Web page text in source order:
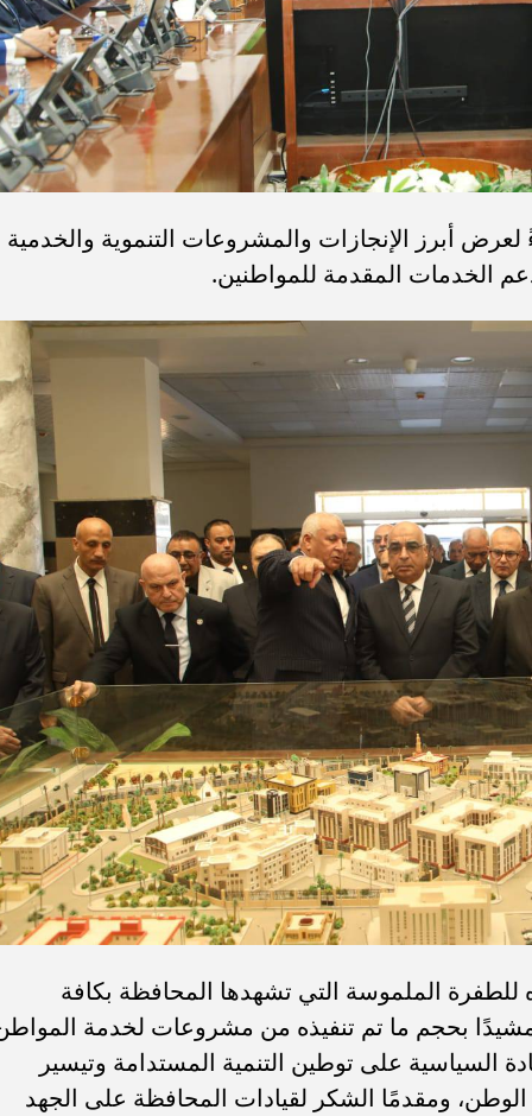
أبرز الإنجازات والمشروعات التنموية والخدمية
الخدمات المقدمة للمواطنين.
للطفرة الملموسة التي تشهدها المحافظة بكافة
مشيدًا بحجم ما تم تنفيذه من مشروعات لخدمة
السياسية على توطين التنمية المستدامة وتيسير
ومقدمًا الشكر لقيادات المحافظة على الجهد